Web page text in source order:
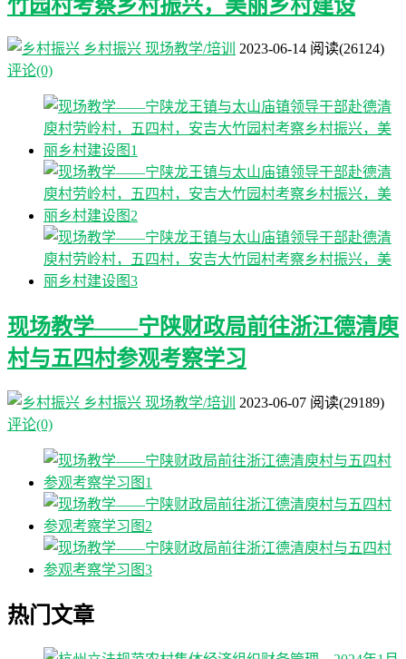
竹园村考察乡村振兴，美丽乡村建设
乡村振兴 现场教学/培训 2023-06-14 阅读(26124)
评论(0)
现场教学——宁陕财政局前往浙江德清庾
村与五四村参观考察学习
乡村振兴 现场教学/培训 2023-06-07 阅读(29189)
评论(0)
热门文章